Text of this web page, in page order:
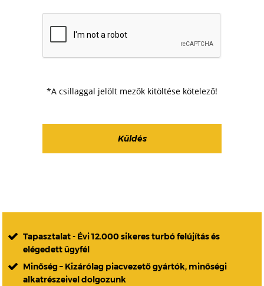
*A csillaggal jelölt mezők kitöltése kötelező!
Tapasztalat - Évi 12.000 sikeres turbó felújítás és
elégedett ügyfél
Minőség – Kizárólag piacvezető gyártók, minőségi
alkatrészeivel dolgozunk